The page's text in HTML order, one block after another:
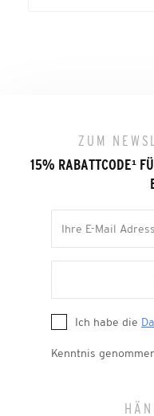
ZUM
15% RABATTCODE¹
Ich habe die
Kenntnis